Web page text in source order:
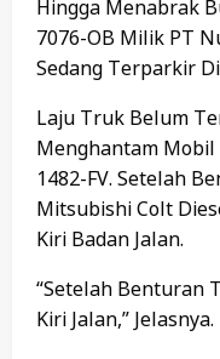
Hingga Menabrak
7076-OB Milik PT
Sedang Terparkir
Laju Truk Belum
Menghantam Mobil
1482-FV. Setelah
Mitsubishi Colt
Kiri Badan Jalan.
“Setelah Benturan
Kiri Jalan,” Jelasnya.